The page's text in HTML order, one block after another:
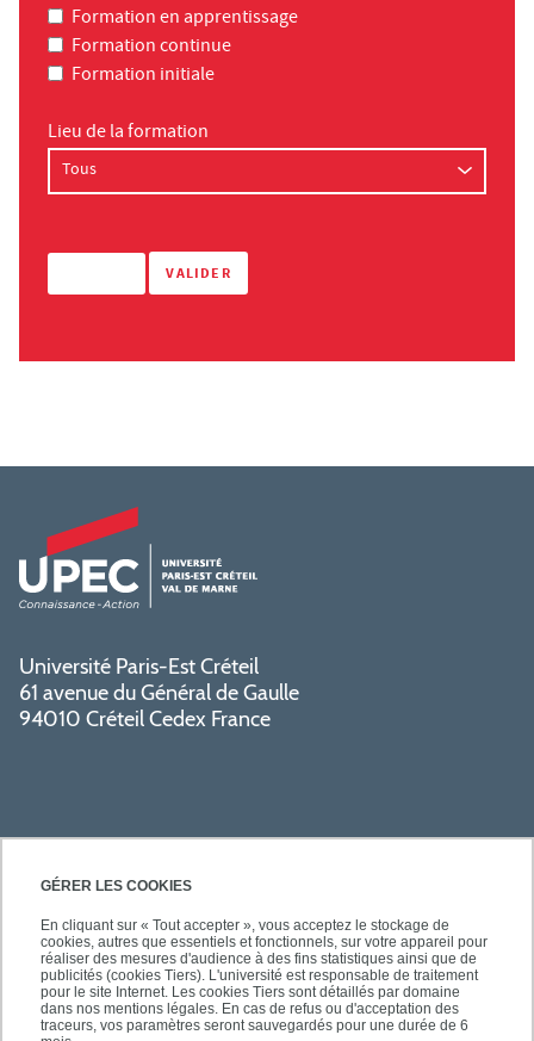
GÉRER LES COOKIES
En cliquant sur « Tout accepter », vous acceptez le stockage de
cookies, autres que essentiels et fonctionnels, sur votre appareil pour
réaliser des mesures d'audience à des fins statistiques ainsi que de
publicités (cookies Tiers). L'université est responsable de traitement
pour le site Internet. Les cookies Tiers sont détaillés par domaine
dans nos mentions légales. En cas de refus ou d'acceptation des
traceurs, vos paramètres seront sauvegardés pour une durée de 6
Formation en apprentissage
Formation continue
Formation initiale
Lieu de la formation
Université Paris-Est Créteil
61 avenue du Général de Gaulle
94010 Créteil Cedex France
SÉCURITÉ